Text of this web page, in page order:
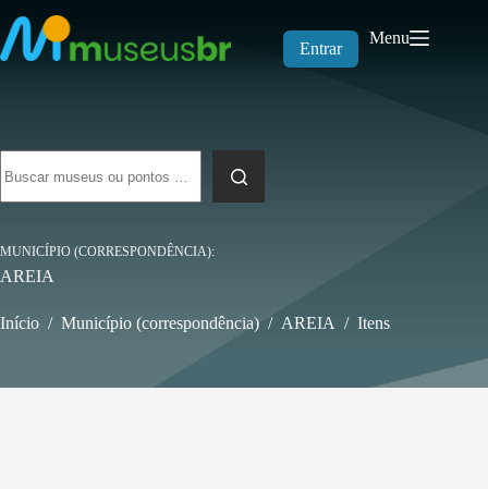
para
o
conteúdo
Entrar
Menu
resultados
MUNICÍPIO (CORRESPONDÊNCIA)
AREIA
Início / Município (correspondência) / AREIA / Itens